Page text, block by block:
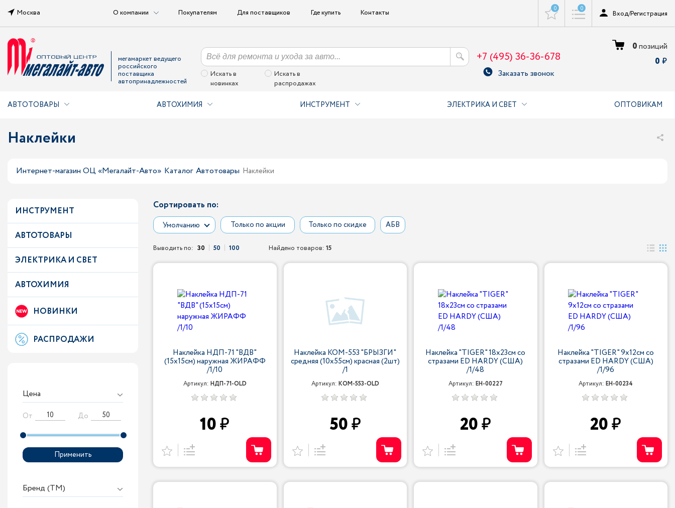
Москва О компании Покупателям Для поставщиков Где купить Контакты 0 0
Вход/Регистрация
мегамаркет ведущего
российского
поставщика
автопринадлежностей
Искать в
новинках
Искать в
распродажах
+7 (495) 36-36-678
Заказать звонок
0позиций
0
АВТОТОВАРЫ АВТОХИМИЯ ИНСТРУМЕНТ ЭЛЕКТРИКА И СВЕТ ОПТОВИКАМ
Наклейки
Интернет-магазин ОЦ «Мегалайт-Авто» Каталог Автотовары Наклейки
ИНСТРУМЕНТ
АВТОТОВАРЫ
ЭЛЕКТРИКА И СВЕТ
АВТОХИМИЯ
НОВИНКИ
РАСПРОДАЖИ
Цена
От До
Применить
Бренд (ТМ)
Сортировать по:
Умолчанию Только по акции Только по скидке АБВ
Выводить по: 30 50 100 Найдено товаров: 15
Наклейка НДП-71 "ВДВ"
(15х15см) наружная ЖИРАФФ
/1/10
Артикул: НДП-71-OLD
10
Наклейка КОМ-553 "БРЫЗГИ"
средняя (10х55см) красная (2шт)
/1
Артикул: КОМ-553-OLD
50
Наклейка "TIGER" 18х23см со
стразами ED HARDY (США)
/1/48
Артикул: EH-00227
20
Наклейка "TIGER" 9х12см со
стразами ED HARDY (США)
/1/96
Артикул:EH-00234
20